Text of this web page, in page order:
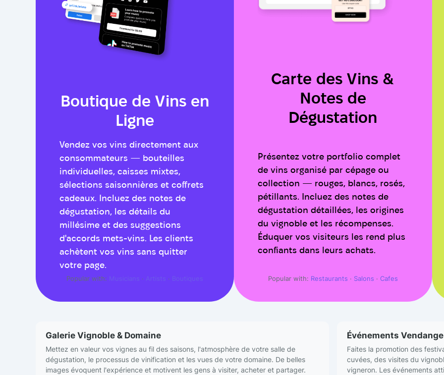
Boutique de Vins en
Ligne
Vendez vos vins directement aux
consommateurs — bouteilles
individuelles, caisses mixtes,
sélections saisonnières et coffrets
cadeaux. Incluez des notes de
dégustation, les détails du
millésime et des suggestions
d'accords mets-vins. Les clients
achètent vos vins sans quitter
votre page.
Popular with: Musicians · Artists · Boutiques
Carte des Vins &
Notes de
Dégustation
Présentez votre portfolio complet
de vins organisé par cépage ou
collection — rouges, blancs, rosés,
pétillants. Incluez des notes de
dégustation détaillées, les origines
du vignoble et les récompenses.
Éduquer vos visiteurs les rend plus
confiants dans leurs achats.
Popular with: Restaurants · Salons · Cafes
Galerie Vignoble & Domaine
Mettez en valeur vos vignes au fil des saisons, l'atmosphère de votre salle de
dégustation, le processus de vinification et les vues de votre domaine. De belles
images évoquent l'expérience et motivent les gens à visiter, acheter et partager.
Événements
Faites la promotion des
cuvées, des visites du
vigneron. Les événements